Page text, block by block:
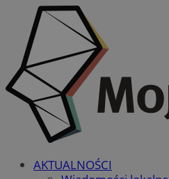
AKTUALNOŚCI